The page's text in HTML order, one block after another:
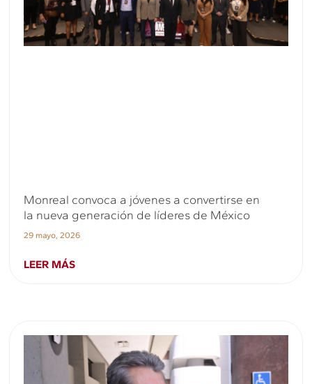
Monreal convoca a jóvenes a convertirse en
la nueva generación de líderes de México
29 mayo, 2026
LEER MÁS